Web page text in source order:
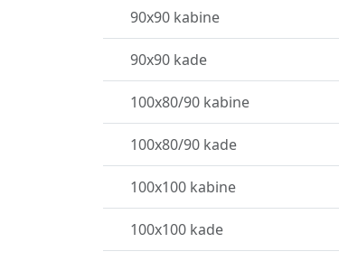
90x90 kabine
90x90 kade
100x80/90 kabine
100x80/90 kade
100x100 kabine
100x100 kade